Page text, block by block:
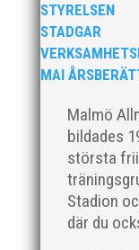
STYRELSEN
STADGAR
MAI
Malmö
bildades
största
Stadion
där du
För mig har
plan. På 80-
han för mig en
på plats och
sin parhäst